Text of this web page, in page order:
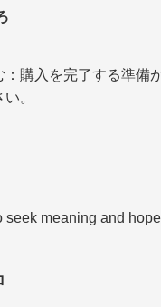
購入を完了する準備
。
seek meaning and